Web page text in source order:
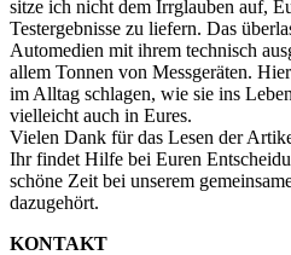
sitze ich nicht dem Irrglauben auf,
Testergebnisse zu liefern. Das
Automedien mit ihrem technisch
allem Tonnen von Messgeräten.
im Alltag schlagen, wie sie ins
vielleicht auch in Eures.
Vielen Dank für das Lesen der
Ihr findet Hilfe bei Euren
schöne Zeit bei unserem
dazugehört.
KONTAKT